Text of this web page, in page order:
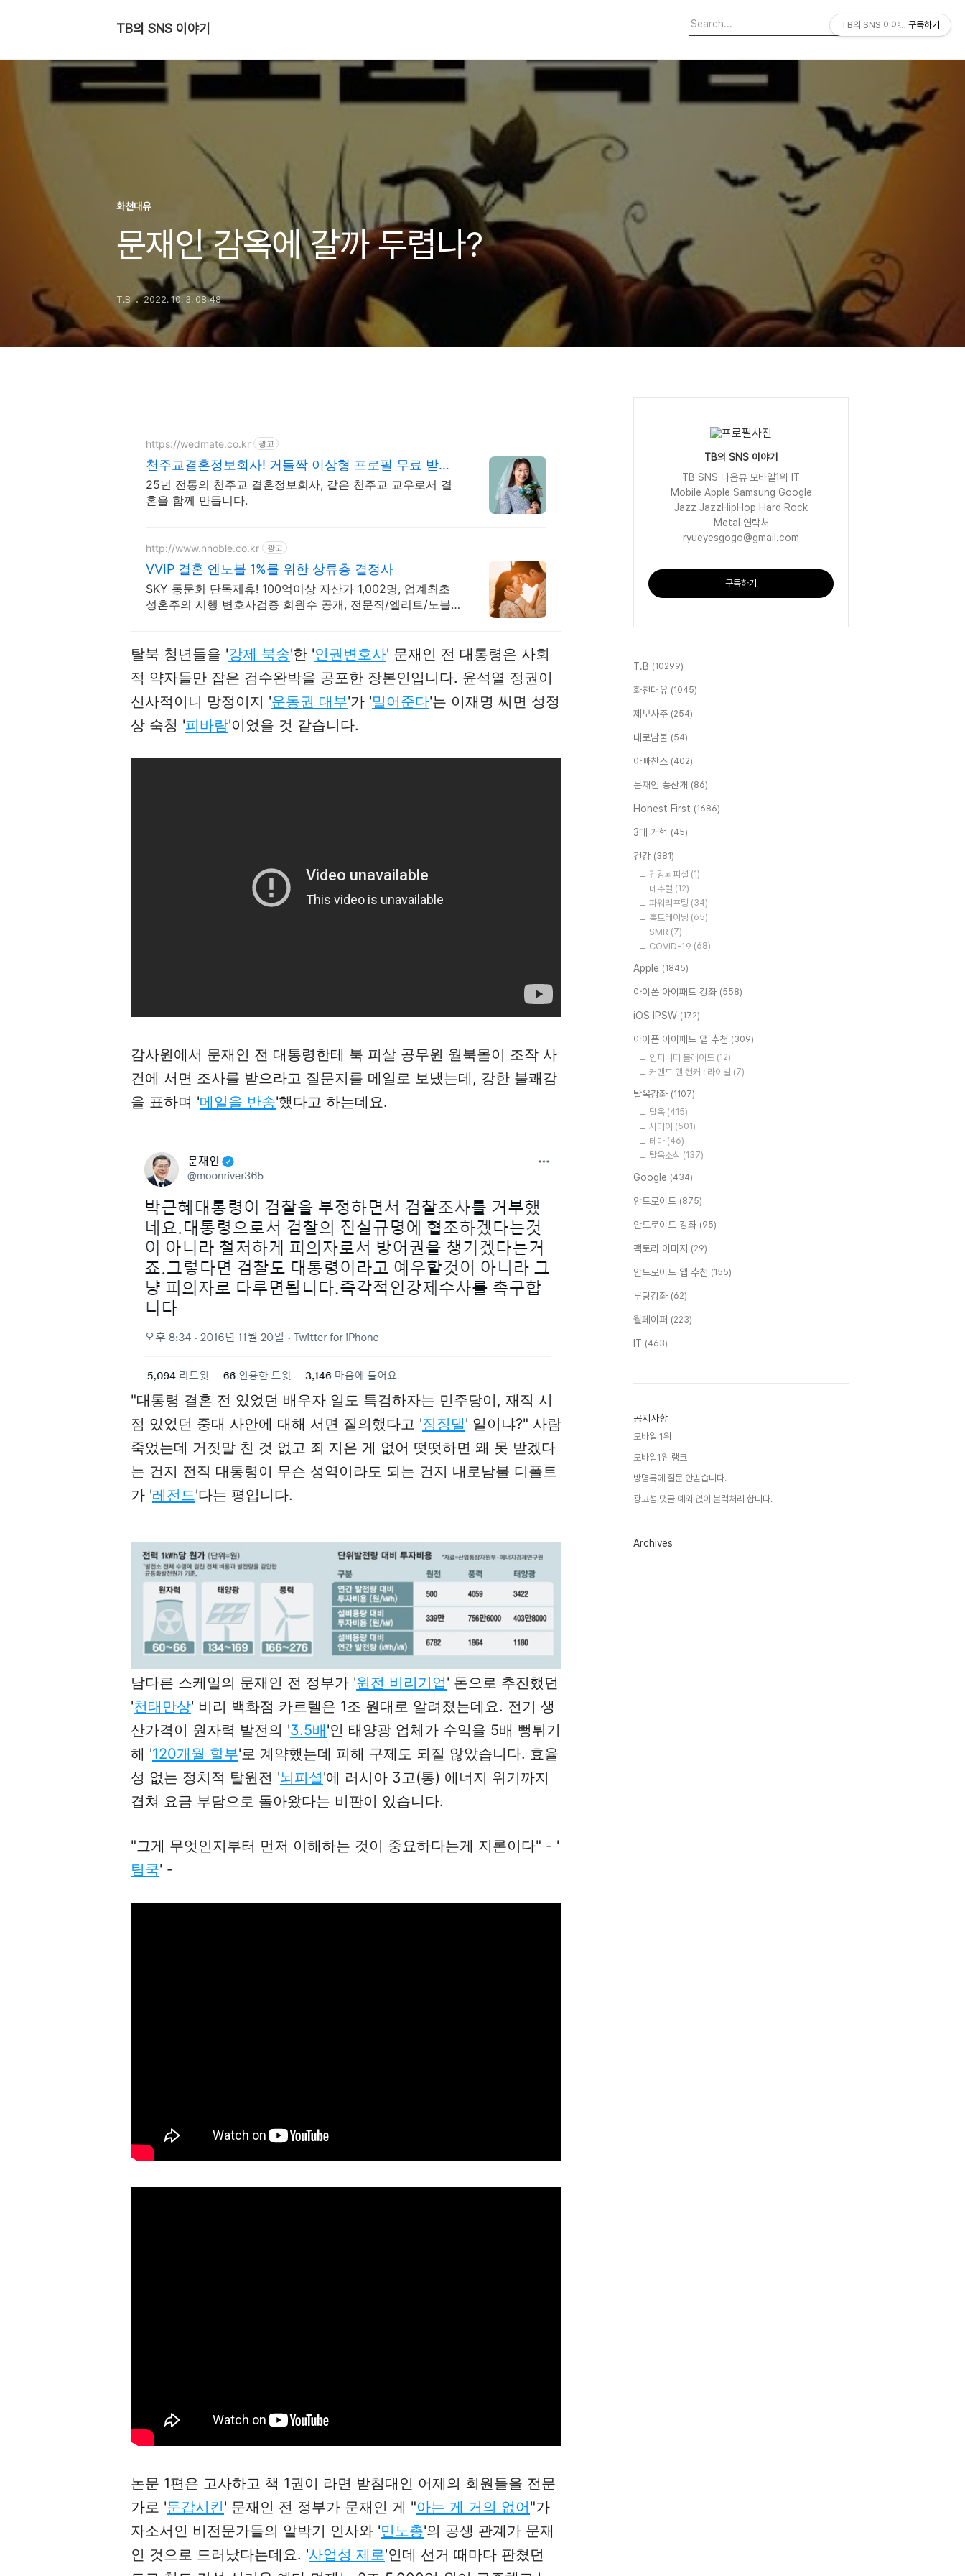
TB의 SNS 이야기
화천대유
문재인 감옥에 갈까 두렵나?
T.B 2022. 10. 3. 08:48
https://wedmate.co.kr 광고
천주교결혼정보회사! 거들짝 이상형 프로필 무료 받아
보기
25년 전통의 천주교 결혼정보회사, 같은 천주교 교우로서 결
혼을 함께 만듭니다.
http://www.nnoble.co.kr 광고
VVIP 결혼 엔노블 1%를 위한 상류층 결정사
SKY 동문회 단독제휴! 100억이상 자산가 1,002명, 업계최초
성혼주의 시행 변호사검증 회원수 공개, 전문직/엘리트/노블
탈북 청년들을 '강제 북송'한 '인권변호사' 문재인 전 대통령은 사회
적 약자들만 잡은 검수완박을 공포한 장본인입니다. 윤석열 정권이
신사적이니 망정이지 '운동권 대부'가 '밀어준다'는 이재명 씨면 성정
상 숙청 '피바람'이었을 것 같습니다.
감사원에서 문재인 전 대통령한테 북 피살 공무원 월북몰이 조작 사
건에 서면 조사를 받으라고 질문지를 메일로 보냈는데, 강한 불쾌감
을 표하며 '메일을 반송'했다고 하는데요.
"대통령 결혼 전 있었던 배우자 일도 특검하자는 민주당이, 재직 시
점 있었던 중대 사안에 대해 서면 질의했다고 '징징댈' 일이냐?" 사람
죽었는데 거짓말 친 것 없고 죄 지은 게 없어 떳떳하면 왜 못 받겠다
는 건지 전직 대통령이 무슨 성역이라도 되는 건지 내로남불 디폴트
가 '레전드'다는 평입니다.
남다른 스케일의 문재인 전 정부가 '원전 비리기업' 돈으로 추진했던
'천태만상' 비리 백화점 카르텔은 1조 원대로 알려졌는데요. 전기 생
산가격이 원자력 발전의 '3.5배'인 태양광 업체가 수익을 5배 뻥튀기
해 '120개월 할부'로 계약했는데 피해 구제도 되질 않았습니다. 효율
성 없는 정치적 탈원전 '뇌피셜'에 러시아 3고(통) 에너지 위기까지
겹쳐 요금 부담으로 돌아왔다는 비판이 있습니다.
"그게 무엇인지부터 먼저 이해하는 것이 중요하다는게 지론이다" - '
팀쿡' -
논문 1편은 고사하고 책 1권이 라면 받침대인 어제의 회원들을 전문
가로 '둔갑시킨' 문재인 전 정부가 문재인 게 "아는 게 거의 없어"가
자소서인 비전문가들의 알박기 인사와 '민노총'의 공생 관계가 문재
인 것으로 드러났다는데요. '사업성 제로'인데 선거 때마다 판쳤던
TB의 SNS 이야기
TB SNS 다음뷰 모바일1위 IT
Mobile Apple Samsung Google
Jazz JazzHipHop Hard Rock
Metal 연락처
ryueyesgogo@gmail.com
구독하기
T.B (10299)
화천대유 (1045)
제보사주 (254)
내로남불 (54)
아빠찬스 (402)
문재인 풍산개 (86)
Honest First (1686)
3대 개혁 (45)
건강 (381)
건강뇌피셜 (1)
네추럴 (12)
파워리프팅 (34)
홈트레이닝 (65)
SMR (7)
COVID-19 (68)
Apple (1845)
아이폰 아이패드 강좌 (558)
iOS IPSW (172)
아이폰 아이패드 앱 추천 (309)
인피니티 블레이드 (12)
커맨드 앤 컨커 : 라이벌 (7)
탈옥강좌 (1107)
탈옥 (415)
시디아 (501)
테마 (46)
탈옥소식 (137)
Google (434)
안드로이드 (875)
안드로이드 강좌 (95)
팩토리 이미지 (29)
안드로이드 앱 추천 (155)
루팅강좌 (62)
월페이퍼 (223)
IT (463)
공지사항
모바일 1위
모바일1위 랭크
방명록에 질문 안받습니다.
광고성 댓글 예외 없이 블럭처리 합니다.
Archives
TB의 SNS 이야기 구독하기